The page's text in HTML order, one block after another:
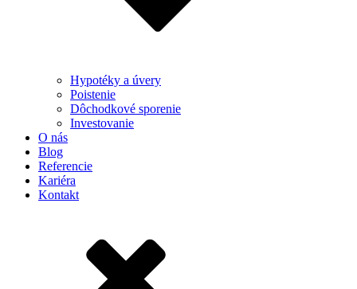
Hypotéky a úvery
Poistenie
Dôchodkové sporenie
Investovanie
O nás
Blog
Referencie
Kariéra
Kontakt